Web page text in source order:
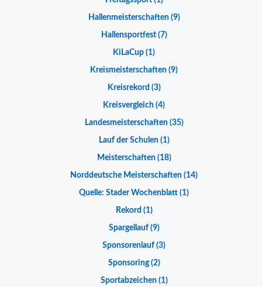
Hallenmeisterschaften(9)
Hallensportfest(7)
KiLaCup (1)
Kreismeisterschaften (9)
Kreisrekord (3)
Kreisvergleich (4)
Landesmeisterschaften(35)
Lauf der Schulen(1)
Meisterschaften(18)
Norddeutsche Meisterschaften (14)
Quelle: Stader Wochenblatt (1)
Rekord (1)
Spargellauf(9)
Sponsorenlauf (3)
Sponsoring(2)
Sportabzeichen(1)